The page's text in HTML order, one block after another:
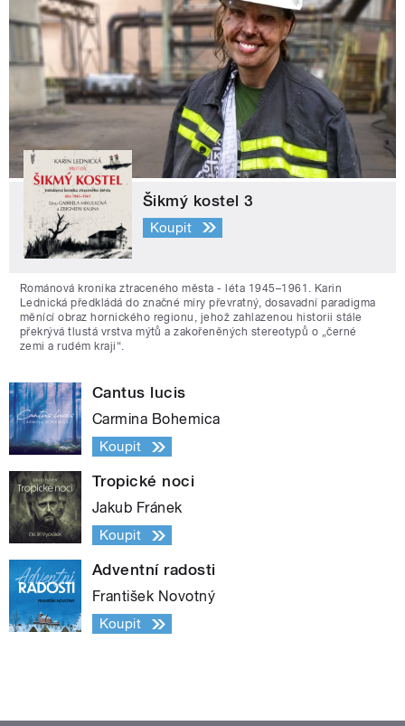
Šikmý kostel 3
Koupit
Románová kronika ztraceného města - léta 1945–1961. Karin
Lednická předkládá do značné míry převratný, dosavadní paradigma
měnící obraz hornického regionu, jehož zahlazenou historii stále
překrývá tlustá vrstva mýtů a zakořeněných stereotypů o „černé
zemi a rudém kraji“.
Cantus lucis
Carmina Bohemica
Koupit
Tropické noci
Jakub Fránek
Koupit
Adventní radosti
František Novotný
Koupit